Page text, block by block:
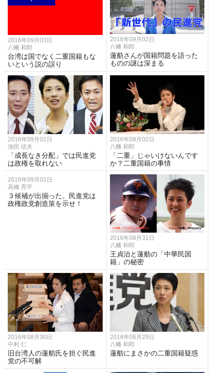
2016年09月03日
八幡 和郎
台湾は国でなく二重国籍もな
いという説の誤り
2016年09月02日
八幡 和郎
蓮舫さんが国籍問題を語った
ものの謎は深まる
2016年09月02日
池田 信夫
「成長なき分配」では民進党
は政権を取れない
2016年09月02日
八幡 和郎
「二重」じゃいけないんです
か？二重国籍の事情
2016年09月02日
高橋 亮平
３候補が出揃った。民進党は
政権政党創造策を示せ！
2016年08月31日
八幡 和郎
王貞治と蓮舫の「中華民国
籍」の秘密
2016年08月30日
中村 仁
旧台湾人の蓮舫氏を担ぐ民進
党の不可解
2016年08月29日
八幡 和郎
蓮舫にまさかの二重国籍疑惑